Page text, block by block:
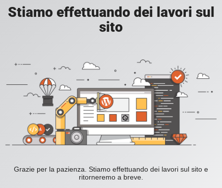
Stiamo effettuando dei lavori sul
sito
Grazie per la pazienza. Stiamo effettuando dei lavori sul sito e
ritorneremo a breve.